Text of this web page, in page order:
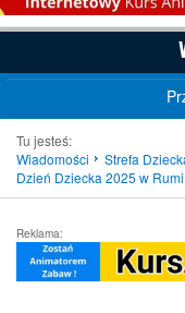
Tu jesteś:
Wiadomości
Strefa
Dzień Dziecka 2025 w
Reklama: